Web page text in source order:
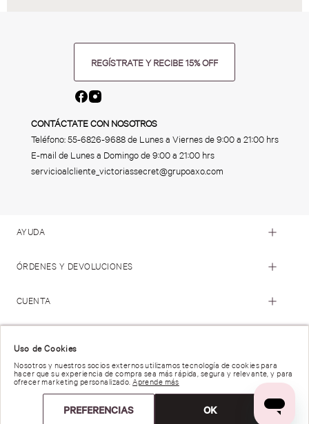
Uso de Cookies
Nosotros y nuestros socios externos utilizamos tecnología de cookies para
hacer que su experiencia de compra sea más rápida, segura y relevante, y para
ofrecer marketing personalizado. Aprende más
PREFERENCIAS OK
REGÍSTRATE Y RECIBE 15% OFF
CONTÁCTATE CON NOSOTROS
Teléfono:55-6826-9688de Lunes a Viernes de 9:00 a 21:00 hrs
E-mail de Lunes a Domingo de 9:00 a 21:00 hrs
servicioalcliente_victoriassecret@grupoaxo.com
AYUDA
ÓRDENES Y DEVOLUCIONES
CUENTA
Términos de Uso |Privacidad y Seguridad |
Derechos de Privacidad |Preferencias de anuncios |